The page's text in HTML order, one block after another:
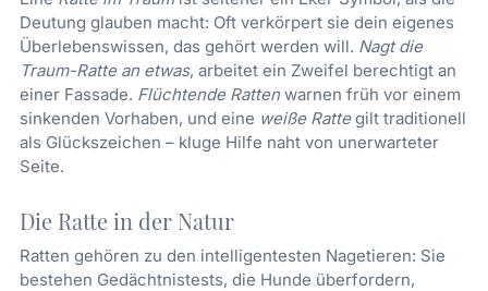
Deutung glauben macht: Oft verkörpert sie dein eigenes
Überlebenswissen, das gehört werden will. Nagt die
Traum-Ratte an etwas, arbeitet ein Zweifel berechtigt an
einer Fassade. Flüchtende Ratten warnen früh vor einem
sinkenden Vorhaben, und eine weiße Rattegilt traditionell
als Glückszeichen – kluge Hilfe naht von unerwarteter
Seite.
Die Ratte in der Natur
Ratten gehören zu den intelligentesten Nagetieren: Sie
bestehen Gedächtnistests, die Hunde überfordern,